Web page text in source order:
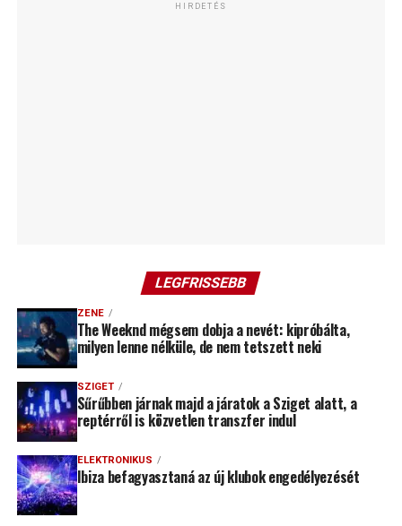
HIRDETÉS
LEGFRISSEBB
ZENE
The Weeknd mégsem dobja a nevét: kipróbálta,
milyen lenne nélküle, de nem tetszett neki
SZIGET
Sűrűbben járnak majd a járatok a Sziget alatt, a
reptérről is közvetlen transzfer indul
ELEKTRONIKUS
Ibiza befagyasztaná az új klubok engedélyezését